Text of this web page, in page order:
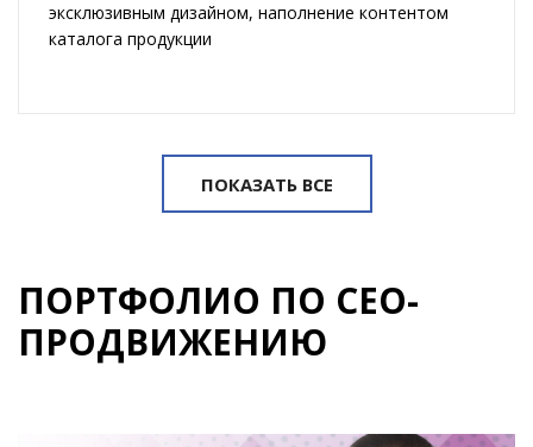
эксклюзивным дизайном, наполнение контентом
каталога продукции
ПОКАЗАТЬ ВСЕ
ПОРТФОЛИО ПО СЕО-
ПРОДВИЖЕНИЮ